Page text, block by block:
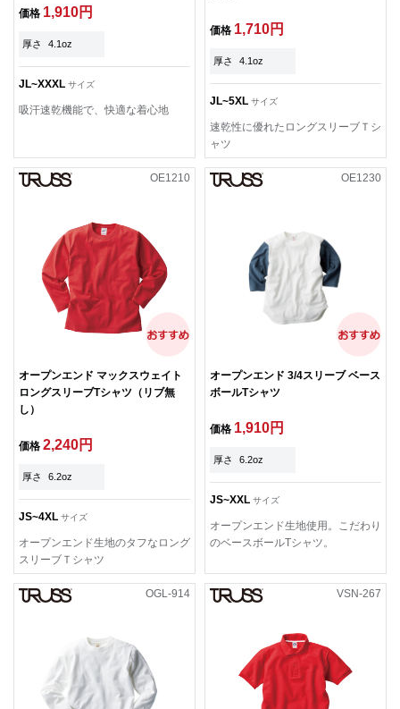
価格 1,910円
厚さ 4.1oz
JL~XXXL サイズ
吸汗速乾機能で、快適な着心地
価格 1,710円
厚さ 4.1oz
JL~5XL サイズ
速乾性に優れたロングスリーブＴシ
ャツ
OE1210
オープンエンド マックスウェイト
ロングスリーブTシャツ（リブ無
し）
価格 2,240円
厚さ 6.2oz
JS~4XL サイズ
オープンエンド生地のタフなロング
スリーブＴシャツ
OE1230
オープンエンド 3/4スリーブ ベース
ボールTシャツ
価格 1,910円
厚さ 6.2oz
JS~XXL サイズ
オープンエンド生地使用。こだわり
のベースボールTシャツ。
OGL-914 VSN-267